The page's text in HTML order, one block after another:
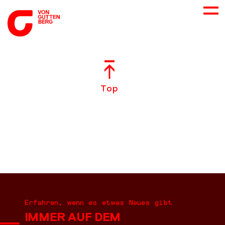
Top
Erfahren, wenn es etwas Neues gibt
IMMER AUF DEM